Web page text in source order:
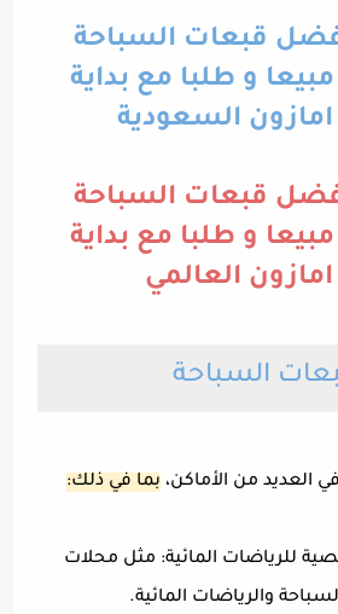
قبعات السباحة
مبيعا و طلبا مع بداية
السعودية
قبعات السباحة
مبيعا و طلبا مع بداية
العالمي
السباحة
العديد من الأماكن، بما في ذلك:
للرياضات المائية: مثل محلات
والرياضات المائية.